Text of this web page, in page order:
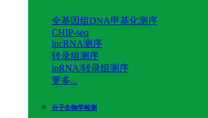
全基因组DNA甲基化测序
CHIP-seq
lncRNA测序
转录组测序
lnRNA/转录组测序
更多...
分子生物学检测